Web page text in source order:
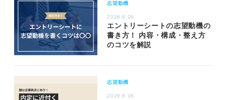
志望動機
2026.6.26
エントリーシートの志望動機の
書き方！ 内容・構成・整え方
のコツを解説
志望動機
2026.6.16